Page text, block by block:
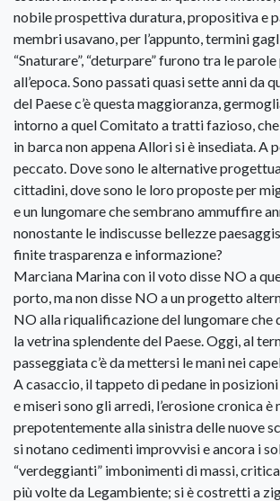
nobile prospettiva duratura, propositiva e
membri usavano, per l’appunto, termini
“Snaturare”, “deturpare” furono tra le
all’epoca. Sono passati quasi sette anni da
del Paese c’è questa maggioranza,
intorno a quel Comitato a tratti fazioso,
in barca non appena Allori si è insediata. A
peccato. Dove sono le alternative
cittadini, dove sono le loro proposte per
e un lungomare che sembrano ammuffire
nonostante le indiscusse bellezze
finite trasparenza e informazione?
Marciana Marina con il voto disse NO a
porto, ma non disse NO a un progetto
NO alla riqualificazione del lungomare che
la vetrina splendente del Paese. Oggi, al
passeggiata c’è da mettersi le mani nei
A casaccio, il tappeto di pedane in
e miseri sono gli arredi, l’erosione cronica è
prepotentemente alla sinistra delle nuove
si notano cedimenti improvvisi e ancora i
“verdeggianti” imbonimenti di massi,
più volte da Legambiente; si è costretti a